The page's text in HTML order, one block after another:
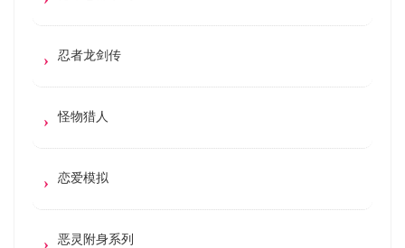
忍者龙剑传
怪物猎人
恋爱模拟
恶灵附身系列